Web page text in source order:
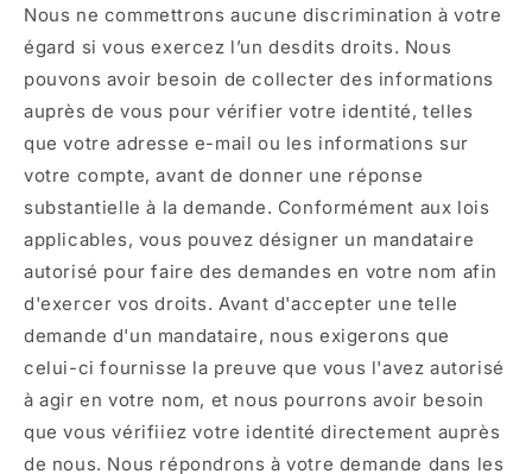
Nous ne commettrons aucune discrimination à votre
égard si vous exercez l’un desdits droits. Nous
pouvons avoir besoin de collecter des informations
auprès de vous pour vérifier votre identité, telles
que votre adresse e-mail ou les informations sur
votre compte, avant de donner une réponse
substantielle à la demande. Conformément aux lois
applicables, vous pouvez désigner un mandataire
autorisé pour faire des demandes en votre nom afin
d'exercer vos droits. Avant d'accepter une telle
demande d'un mandataire, nous exigerons que
celui-ci fournisse la preuve que vous l'avez autorisé
à agir en votre nom, et nous pourrons avoir besoin
que vous vérifiiez votre identité directement auprès
de nous. Nous répondrons à votre demande dans les